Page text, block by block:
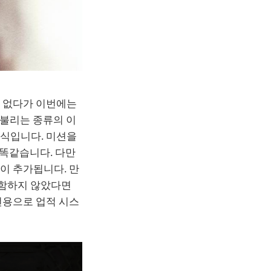
다가 이번에는
리는 종류의 이
입니다. 미션을
같습니다. 다만
추가됩니다. 만
하지 않았다면
으로 업적 시스